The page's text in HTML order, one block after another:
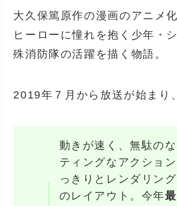
大久保篤原作の漫画のアニメ化
ヒーローに憧れを抱く少年・
殊消防隊の活躍を描く物語。
2019年７月から放送が始まり
動きが速く、無駄の
ティングなアクショ
っきりとレンダリン
のレイアウト。今年